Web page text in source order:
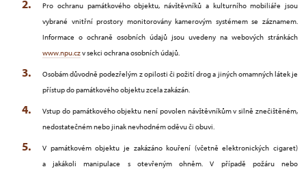
Pro ochranu památkového objektu, návštěvníků a kulturního mobiliáře jsou
vybrané vnitřní prostory monitorovány kamerovým systémem se záznamem.
Informace o ochraně osobních údajů jsou uvedeny na webových stránkách
www.npu.czv sekci ochrana osobních údajů.
Osobám důvodně podezřelým z opilosti či požití drog a jiných omamných látek je
přístup do památkového objektu zcela zakázán.
Vstup do památkového objektu není povolen návštěvníkům v silně znečištěném,
nedostatečném nebo jinak nevhodném oděvu či obuvi.
V památkovém objektu je zakázáno kouření (včetně elektronických cigaret)
a jakákoli manipulace s otevřeným ohněm. V případě požáru nebo